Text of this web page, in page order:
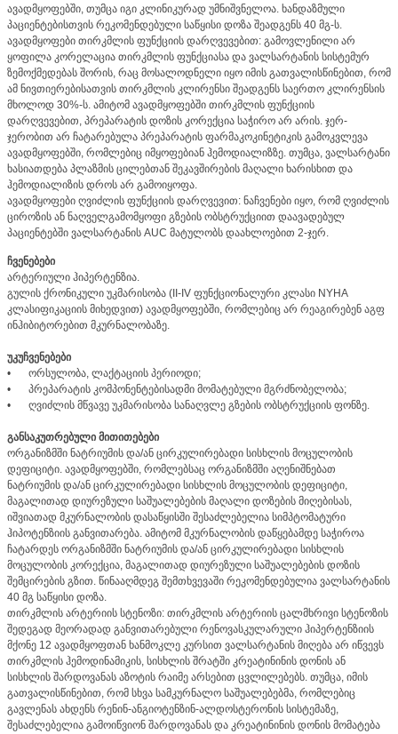
ავადმყოფებში, თუმცა იგი კლინიკურად უმნიშვნელოა. ხანდაზმული
პაციენტებისთვის რეკომენდებული საწყისი დოზა შეადგენს 40 მგ-ს.
ავადმყოფები თირკმლის ფუნქციის დარღვევებით: გამოვლენილი არ
ყოფილა კორელაცია თირკმლის ფუნქციასა და ვალსარტანის სისტემურ
ზემოქმედებას შორის, რაც მოსალოდნელი იყო იმის გათვალისწინებით, რომ
ამ ნივთიერებისათვის თირკმლის კლირენსი შეადგენს საერთო კლირენსის
მხოლოდ 30%-ს. ამიტომ ავადმყოფებში თირკმლის ფუნქციის
დარღვევებით, პრეპარატის დოზის კორექცია საჭირო არ არის. ჯერ-
ჯერობით არ ჩატარებულა პრეპარატის ფარმაკოკინეტიკის გამოკვლევა
ავადმყოფებში, რომლებიც იმყოფებიან ჰემოდიალიზზე. თუმცა, ვალსარტანი
ხასიათდება პლაზმის ცილებთან შეკავშირების მაღალი ხარისხით და
ჰემოდიალიზის დროს არ გამოიყოფა.
ავადმყოფები ღვიძლის ფუნქციის დარღვევით: ნაჩვენები იყო, რომ ღვიძლის
ციროზის ან ნაღველგამომყოფი გზების ობსტრუქციით დაავადებულ
პაციენტებში ვალსარტანის AUC მატულობს დაახლოებით 2-ჯერ.
ჩვენებები
არტერიული ჰიპერტენზია.
გულის ქრონიკული უკმარისობა (II-IV ფუნქციონალური კლასი NYHA
კლასიფიკაციის მიხედვით) ავადმყოფებში, რომლებიც არ რეაგირებენ აგფ
ინჰიბიტორებით მკურნალობაზე.
უკუჩვენებები
•
ორსულობა, ლაქტაციის პერიოდი;
•
პრეპარატის კომპონენტებისადმი მომატებული მგრძნობელობა;
•
ღვიძლის მწვავე უკმარისობა სანაღვლე გზების ობსტრუქციის ფონზე.
განსაკუთრებული მითითებები
ორგანიზმში ნატრიუმის და/ან ცირკულირებადი სისხლის მოცულობის
დეფიციტი. ავადმყოფებში, რომლებსაც ორგანიზმში აღენიშნებათ
ნატრიუმის და/ან ცირკულირებადი სისხლის მოცულობის დეფიციტი,
მაგალითად დიურეზული საშუალებების მაღალი დოზების მიღებისას,
იშვიათად მკურნალობის დასაწყისში შესაძლებელია სიმპტომატური
ჰიპოტენზიის განვითარება. ამიტომ მკურნალობის დაწყებამდე საჭიროა
ჩატარდეს ორგანიზმში ნატრიუმის და/ან ცირკულირებადი სისხლის
მოცულობის კორექცია, მაგალითად დიურეზული საშუალებების დოზის
შემცირების გზით. წინააღმდეგ შემთხვევაში რეკომენდებულია ვალსარტანის
40 მგ საწყისი დოზა.
თირკმლის არტერიის სტენოზი: თირკმლის არტერიის ცალმხრივი სტენოზის
შედეგად მეორადად განვითარებული რენოვასკულარული ჰიპერტენზიის
მქონე 12 ავადმყოფთან ხანმოკლე კურსით ვალსარტანის მიღება არ იწვევს
თირკმლის ჰემოდინამიკის, სისხლის შრატში კრეატინინის დონის ან
სისხლის შარდოვანას აზოტის რაიმე არსებით ცვლილებებს. თუმცა, იმის
გათვალისწინებით, რომ სხვა სამკურნალო საშუალებებმა, რომლებიც
გავლენას ახდენს რენინ-ანგიოტენზინ-ალდოსტერონის სისტემაზე,
შესაძლებელია გამოიწვიონ შარდოვანას და კრეატინინის დონის მომატება